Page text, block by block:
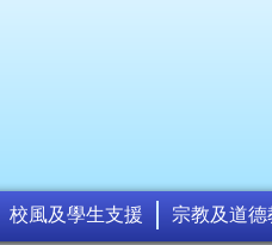
校風及學生支援 宗教及道德